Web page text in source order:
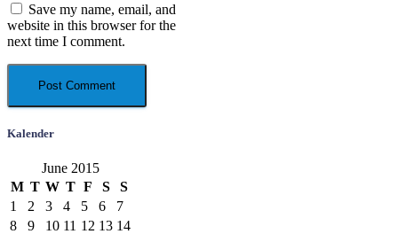
Save my name, email, and
website in this browser for the
next time I comment.
Kalender
June 2015
M T W T F S
S
1
2 3 4 5 6
7
8
9 10 11 12 13 14